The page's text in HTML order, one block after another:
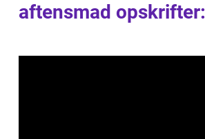
aftensmad opskrifter: